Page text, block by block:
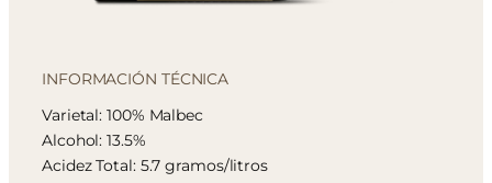
INFORMACIÓN TÉCNICA
Varietal: 100% Malbec
Alcohol: 13.5%
Acidez Total: 5.7 gramos/litros